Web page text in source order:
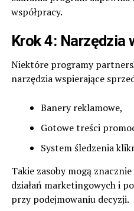
współpracy.
Krok 4: Narzędzia
Niektóre programy
narzędzia wspierające
Banery reklamowe,
Gotowe treści
System śledzenia
Takie zasoby mogą
działań marketingowych i
przy podejmowaniu decyzji.